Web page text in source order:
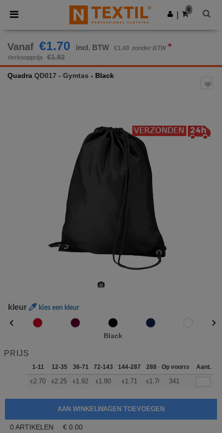
× Ntextil-app
Betere prijzen in de app!
Download app
0
Vanaf €1.70 incl. BTW €1.40 zonder BTW *
Verkoopprijs €1.92
Quadra QD017 - Gymtas - Black
kleur kies een kleur
Black
PRIJS
1-11 12-35 36-71 72-143 144-287 288 + Meer
Op voorraadAant.
€2.70 €2.25 €1.92 €1.80 €1.71 €1.70 +
341
0 ARTIKELEN € 0.00